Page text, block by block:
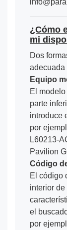
¿Cómo
mi
Dos
adecuada
Equipo
El
parte
introduce
por
L60213-
Pavilion
Código
El código
interior
el
por